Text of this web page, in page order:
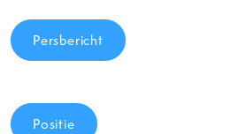
Persbericht
Positie